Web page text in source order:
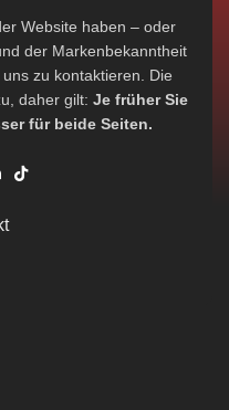
Website haben – oder
der Markenbekanntheit
zu kontaktieren. Die
daher gilt: Je früher Sie
für beide Seiten.